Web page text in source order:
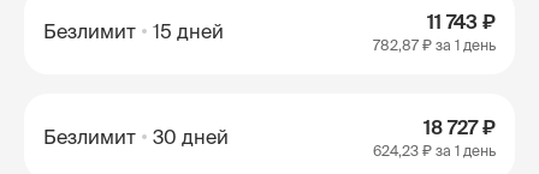
Безлимит 15 дней 11 743 ₽
782,87 ₽ за 1 день
Безлимит 30 дней 18 727 ₽
624,23 ₽ за 1 день